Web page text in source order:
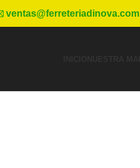
ventas@ferreteriadinova.com